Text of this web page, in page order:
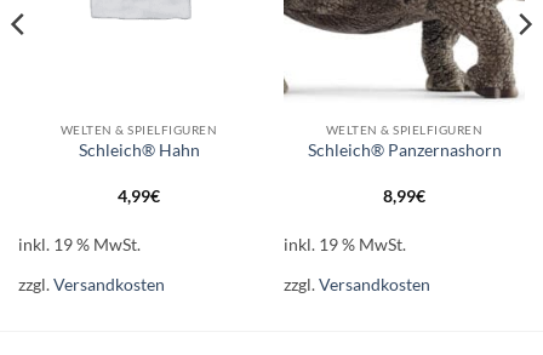
WELTEN & SPIELFIGUREN
Schleich® Hahn
4,99€
inkl. 19 % MwSt.
zzgl.Versandkosten
WELTEN & SPIELFIGUREN
Schleich® Panzernashorn
8,99€
inkl. 19 % MwSt.
zzgl.Versandkosten